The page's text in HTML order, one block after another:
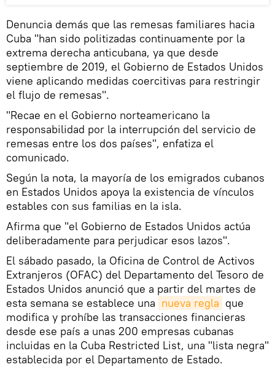
Denuncia demás que las remesas familiares hacia
Cuba "han sido politizadas continuamente por la
extrema derecha anticubana, ya que desde
septiembre de 2019, el Gobierno de Estados Unidos
viene aplicando medidas coercitivas para restringir
el flujo de remesas".
"Recae en el Gobierno norteamericano la
responsabilidad por la interrupción del servicio de
remesas entre los dos países", enfatiza el
comunicado.
Según la nota, la mayoría de los emigrados cubanos
en Estados Unidos apoya la existencia de vínculos
estables con sus familias en la isla.
Afirma que "el Gobierno de Estados Unidos actúa
deliberadamente para perjudicar esos lazos".
El sábado pasado, la Oficina de Control de Activos
Extranjeros (OFAC) del Departamento del Tesoro de
Estados Unidos anunció que a partir del martes de
esta semana se establece una nueva regla que
modifica y prohíbe las transacciones financieras
desde ese país a unas 200 empresas cubanas
incluidas en la Cuba Restricted List, una "lista negra"
establecida por el Departamento de Estado.